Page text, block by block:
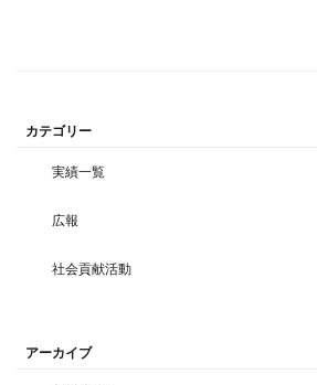
カテゴリー
実績一覧
広報
社会貢献活動
アーカイブ